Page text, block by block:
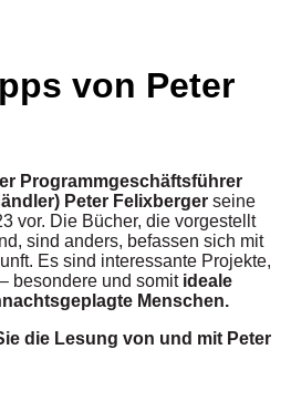
von Peter
Programmgeschäftsführer
Peter Felixberger seine
vor. Die Bücher, die vorgestellt
sind anders, befassen sich mit
Es sind interessante Projekte,
besondere und somit ideale
Menschen.
die Lesung von und mit Peter